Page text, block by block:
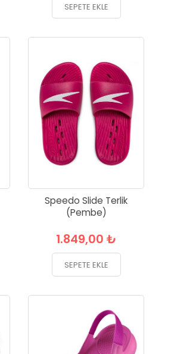
SEPETE EKLE
Speedo Slide Terlik
(Pembe)
1.849,00 ₺
SEPETE EKLE